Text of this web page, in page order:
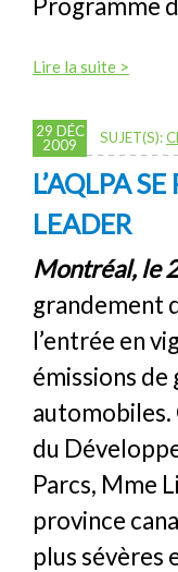
Lire la suite >
29 DÉC
2009
SUJET(S):
L’AQLPA
LEADER
Montréal, le
grandement
l’entrée en
émissions de
automobiles.
du
Parcs, Mme
province
plus sévères